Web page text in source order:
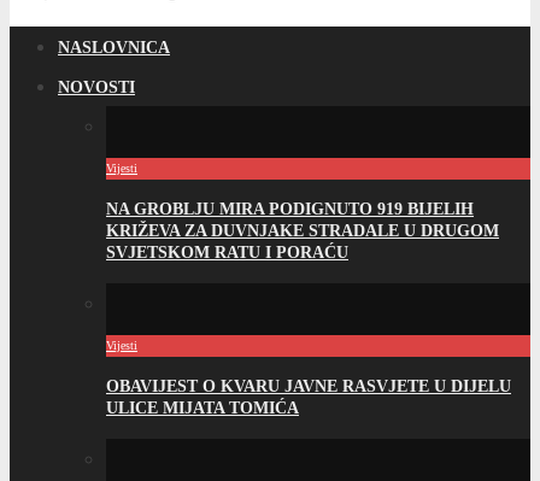
NASLOVNICA
NOVOSTI
Vijesti
NA GROBLJU MIRA PODIGNUTO 919 BIJELIH
KRIŽEVA ZA DUVNJAKE STRADALE U DRUGOM
SVJETSKOM RATU I PORAĆU
Vijesti
OBAVIJEST O KVARU JAVNE RASVJETE U DIJELU
ULICE MIJATA TOMIĆA